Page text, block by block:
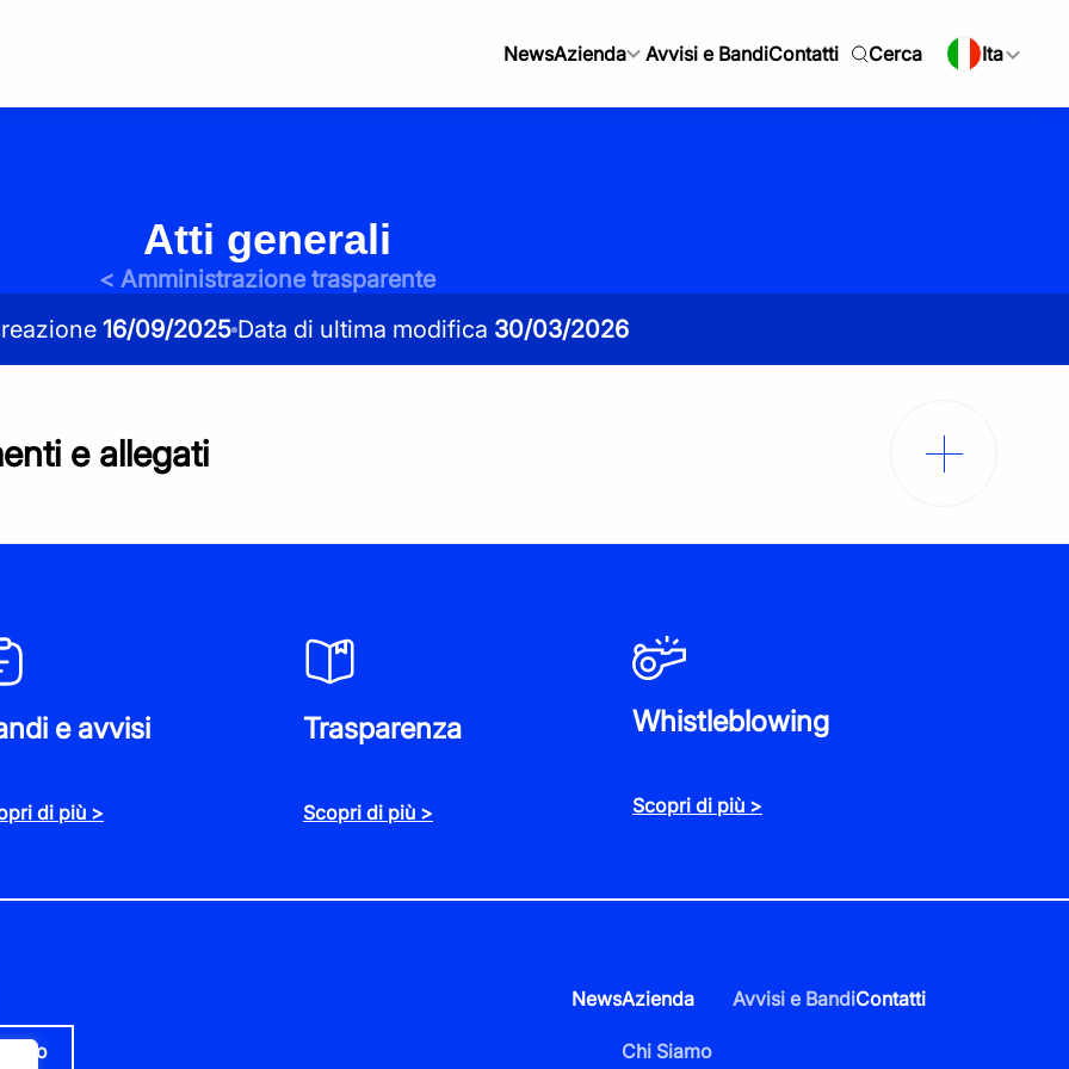
NewsAzienda Avvisi e BandiContatti Cerca Ita
Atti generali
< Amministrazione trasparente
16/09/2025 Data di ultima modifica 30/03/2026
e allegati
relative pertinenze nel tratto compreso dal confine tra i comuni di Ospedaletti e
cauzionali C) Pertinenze di servizio, Descrizione tratto Comune di Sanremo
e avvisi
di più >
Trasparenza
Scopri di più >
Whistleblowing
Scopri di più >
NewsAzienda
Chi Siamo
Avvisi e BandiContatti